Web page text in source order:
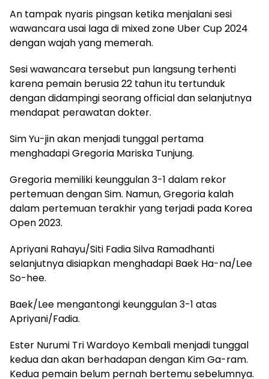
An tampak nyaris pingsan ketika menjalani sesi
wawancara usai laga di mixed zone Uber Cup 2024
dengan wajah yang memerah.
Sesi wawancara tersebut pun langsung terhenti
karena pemain berusia 22 tahun itu tertunduk
dengan didampingi seorang official dan selanjutnya
mendapat perawatan dokter.
Sim Yu-jin akan menjadi tunggal pertama
menghadapi Gregoria Mariska Tunjung.
Gregoria memiliki keunggulan 3-1 dalam rekor
pertemuan dengan Sim. Namun, Gregoria kalah
dalam pertemuan terakhir yang terjadi pada Korea
Open 2023.
Apriyani Rahayu/Siti Fadia Silva Ramadhanti
selanjutnya disiapkan menghadapi Baek Ha-na/Lee
So-hee.
Baek/Lee mengantongi keunggulan 3-1 atas
Apriyani/Fadia.
Ester Nurumi Tri Wardoyo Kembali menjadi tunggal
kedua dan akan berhadapan dengan Kim Ga-ram.
Kedua pemain belum pernah bertemu sebelumnya.